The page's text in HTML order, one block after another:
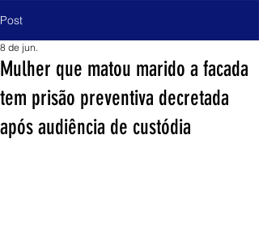
Post
Mulher que matou marido a facada
tem prisão preventiva decretada
após audiência de custódia
8 de jun.